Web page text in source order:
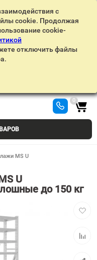
с
cookie. Продолжая
cookie-
отключить файлы
0
MS U
U
до 150 кг